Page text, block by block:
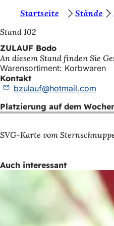
Inhalt anspringen
i
e
b
e
f
i
d
n
s
i
Startseite Stände
Stand 102
ZULAUF Bodo
An diesem Stand finden Sie
Warensortiment: Korbwaren
Kontakt
bzulauf
hotmail com
Platzierung auf dem
SVG-Karte vom
Auch interessant